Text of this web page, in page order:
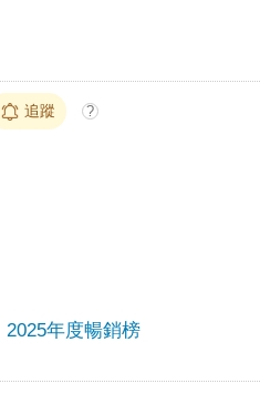
追蹤 ?
2025年度暢銷榜